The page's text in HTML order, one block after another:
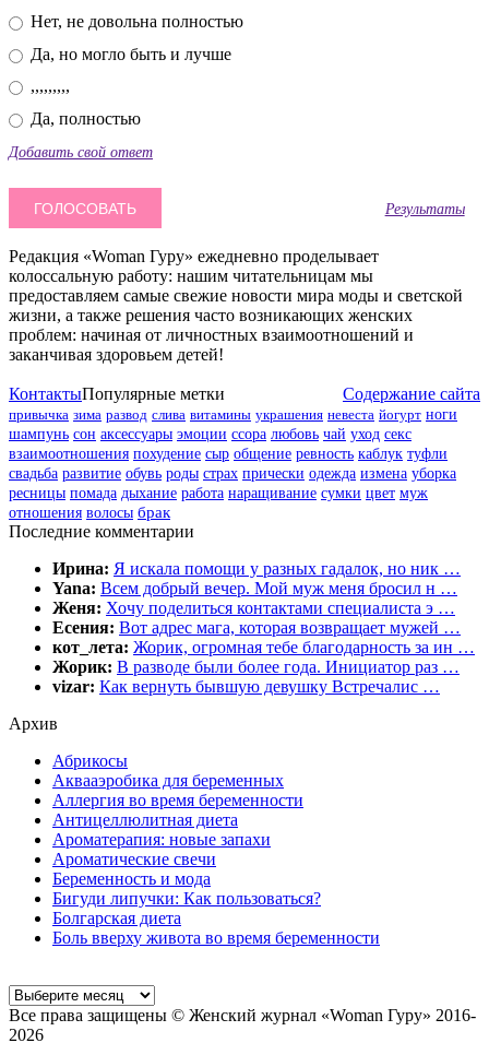
Нет, не довольна полностью
Да, но могло быть и лучше
,,,,,,,,,
Да, полностью
Добавить свой ответ
Результаты
Редакция «Woman Гуру» ежедневно проделывает
колоссальную работу: нашим читательницам мы
предоставляем самые свежие новости мира моды и светской
жизни, а также решения часто возникающих женских
проблем: начиная от личностных взаимоотношений и
заканчивая здоровьем детей!
Контакты Содержание сайта
Популярные метки
привычка зима развод слива витамины украшения невеста йогурт ноги
шампунь сон аксессуары эмоции ссора любовь чай уход секс
взаимоотношения похудение сыр общение ревность каблук туфли
свадьба развитие обувь роды страх прически одежда измена уборка
ресницы помада дыхание работа наращивание сумки цвет муж
отношения волосы брак
Последние комментарии
Ирина: Я искала помощи у разных гадалок, но ник …
Yana: Всем добрый вечер. Мой муж меня бросил н …
Женя: Хочу поделиться контактами специалиста э …
Есения: Вот адрес мага, которая возвращает мужей …
кот_лета: Жорик, огромная тебе благодарность за ин …
Жорик: В разводе были более года. Инициатор раз …
vizar: Как вернуть бывшую девушку Встречалис …
Архив
Абрикосы
Аквааэробика для беременных
Аллергия во время беременности
Антицеллюлитная диета
Ароматерапия: новые запахи
Ароматические свечи
Беременность и мода
Бигуди липучки: Как пользоваться?
Болгарская диета
Боль вверху живота во время беременности
Все права защищены © Женский журнал «Woman Гуру» 2016-
2026